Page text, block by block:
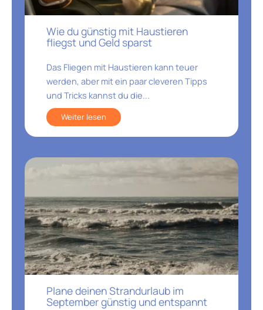
Wie du günstig mit Haustieren
fliegst und Geld sparst
Das Fliegen mit Haustieren kann teuer
werden, aber mit ein paar cleveren Tipps
und Tricks kannst du die...
Weiter lesen
Plane deinen Strandurlaub im
September günstig und entspannt